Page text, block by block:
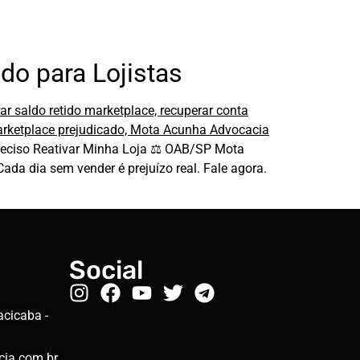
para Lojistas
Reativar Minha Loja ⚖️ OAB/SP Mota
dia sem vender é prejuízo real. Fale agora.
-
Social